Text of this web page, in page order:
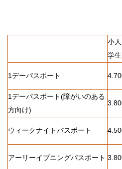
小
学
1デーパスポート
1デーパスポート(障がいのある
方向け)
ウィークナイトパスポート
アーリーイブニングパスポート